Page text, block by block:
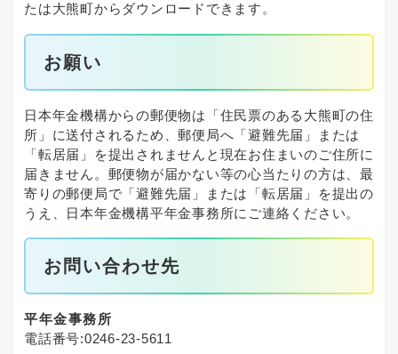
たは大熊町からダウンロードできます。
お願い
日本年金機構からの郵便物は「住民票のある大熊町の住
所」に送付されるため、郵便局へ「避難先届」または
「転居届」を提出されませんと現在お住まいのご住所に
届きません。郵便物が届かない等の心当たりの方は、最
寄りの郵便局で「避難先届」または「転居届」を提出の
うえ、日本年金機構平年金事務所にご連絡ください。
お問い合わせ先
平年金事務所
電話番号:0246-23-5611